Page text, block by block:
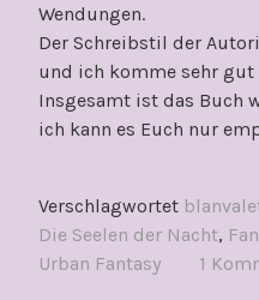
Wendungen.
Der Schreibstil der
und ich komme sehr gut
Insgesamt ist das Buch
ich kann es Euch nur
Verschlagwortet
Die Seelen der Nacht,
Urban Fantasy
1